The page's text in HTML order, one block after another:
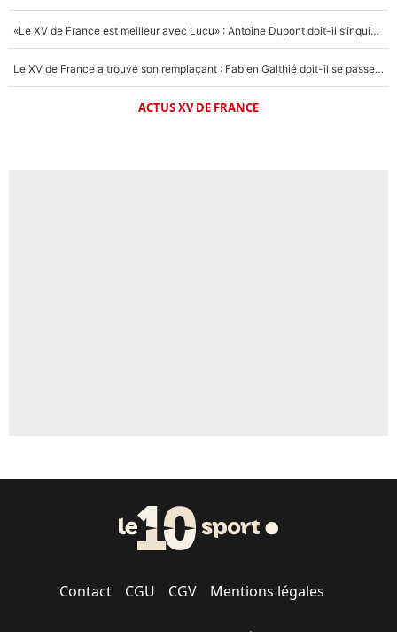
«Le XV de France est meilleur avec Lucu» : Antoine Dupont doit-il s’inquiéter pour sa place ?
Le XV de France a trouvé son remplaçant : Fabien Galthié doit-il se passer d'Antoine Dupont ?
ACTUS XV DE FRANCE
Contact CGU CGV Mentions légales